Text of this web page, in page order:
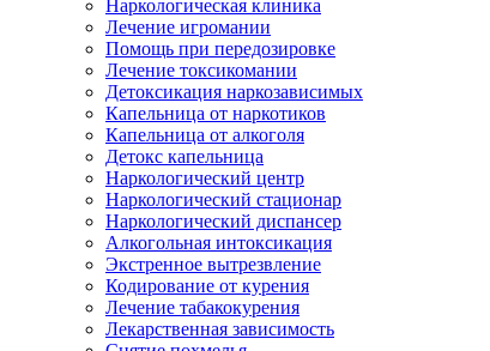
Наркологическая клиника
Лечение игромании
Помощь при передозировке
Лечение токсикомании
Детоксикация наркозависимых
Капельница от наркотиков
Капельница от алкоголя
Детокс капельница
Наркологический центр
Наркологический стационар
Наркологический диспансер
Алкогольная интоксикация
Экстренное вытрезвление
Кодирование от курения
Лечение табакокурения
Лекарственная зависимость